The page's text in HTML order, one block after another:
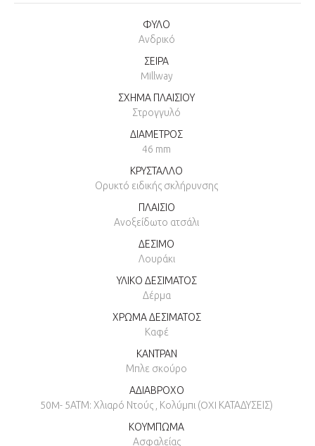
ΦΥΛΟ
Ανδρικό
ΣΕΙΡΑ
Millway
ΣΧΗΜΑ ΠΛΑΙΣΙΟΥ
Στρογγυλό
ΔΙΑΜΕΤΡΟΣ
46 mm
ΚΡΥΣΤΑΛΛΟ
Ορυκτό ειδικής σκλήρυνσης
ΠΛΑΙΣΙΟ
Ανοξείδωτο ατσάλι
ΔΕΣΙΜΟ
Λουράκι
ΥΛΙΚΟ ΔΕΣΙΜΑΤΟΣ
Δέρμα
ΧΡΩΜΑ ΔΕΣΙΜΑΤΟΣ
Καφέ
ΚΑΝΤΡΑΝ
Μπλε σκούρο
ΑΔΙΑΒΡΟΧΟ
50M- 5ΑΤΜ: Χλιαρό Ντούς , Κολύμπι (OXI ΚΑΤΑΔΥΣΕΙΣ)
ΚΟΥΜΠΩΜΑ
Ασφαλείας